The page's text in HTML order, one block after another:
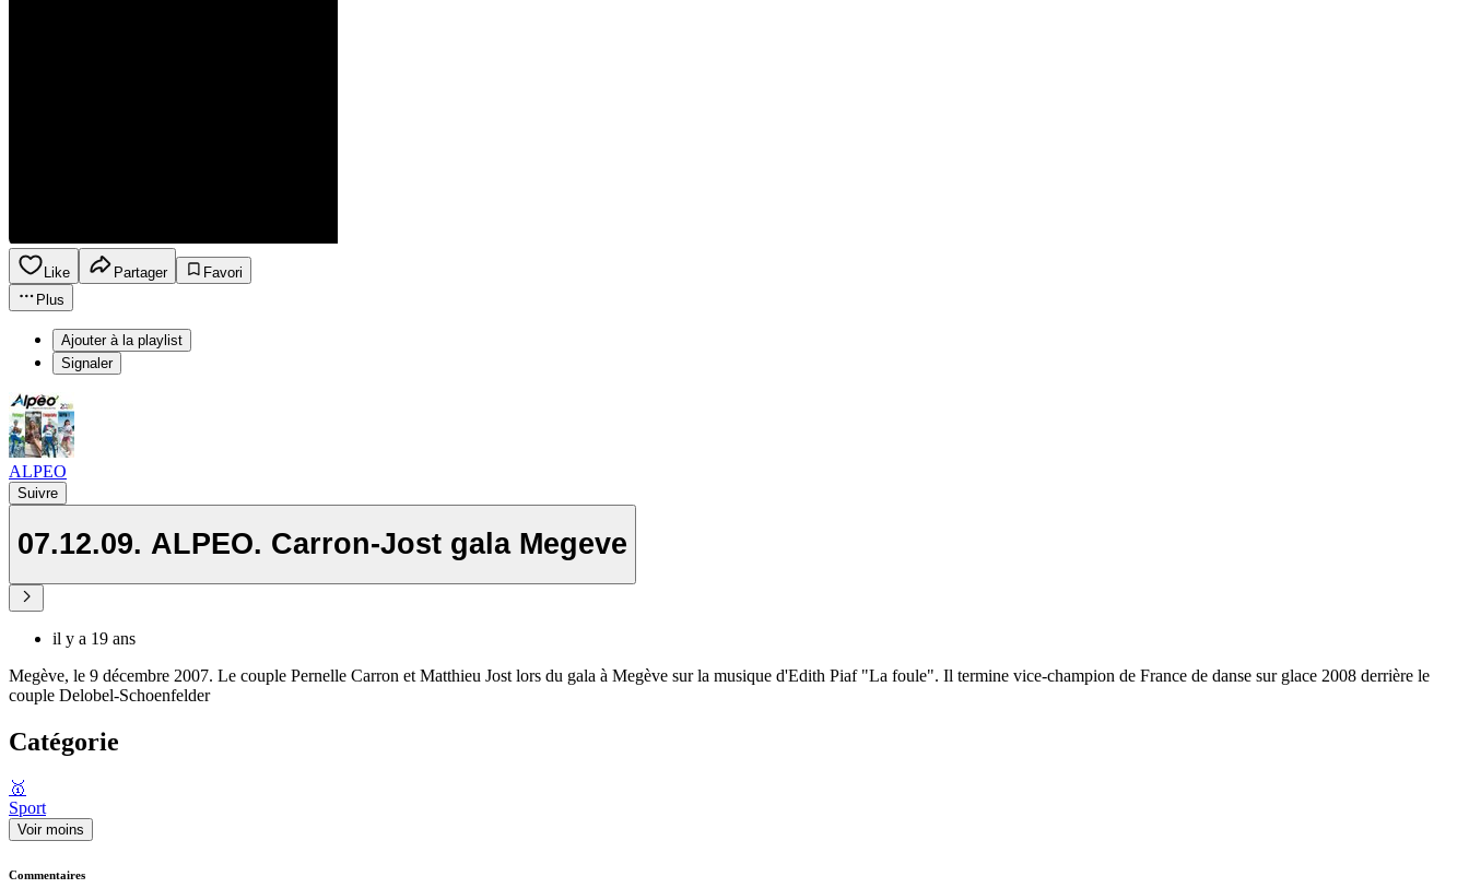
Like Partager
Favori
Plus
Ajouter à la playlist
Signaler
ALPEO
Suivre
07.12.09. ALPEO. Carron-Jost gala Megeve
il y a 19 ans
Megève, le 9 décembre 2007. Le couple Pernelle Carron et Matthieu Jost lors du gala à Megève sur la musique d'Edith Piaf "La foule". Il termine vice-champion de France de danse sur glace 2008 derrière le
couple Delobel-Schoenfelder
Catégorie
🥇
Sport
Voir moins
Commentaires